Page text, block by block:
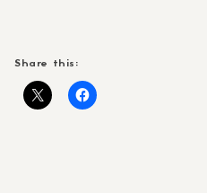
Share this: